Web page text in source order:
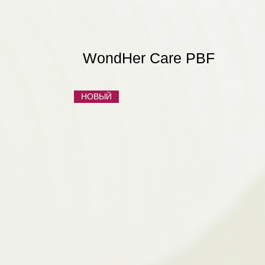
WondHer Care PBF
НОВЫЙ